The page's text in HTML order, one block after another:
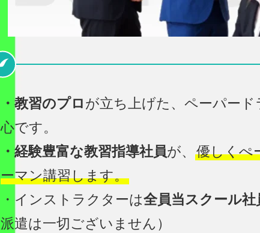
・教習のプロ が立ち上げた、ペーパー
心です。
・経験豊富な教習指導社員が、 優しくぺ
ーマン講習します。
・インストラクターは全員当スクール
派遣は一切ございません）